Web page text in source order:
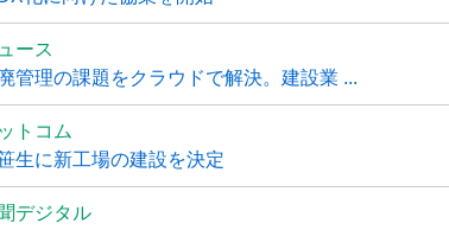
ース
管理の課題をクラウドで解決。建設業 ...
トコム
生に新工場の建設を決定
デジタル